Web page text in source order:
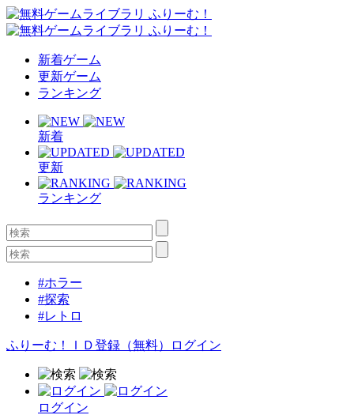
新着ゲーム
更新ゲーム
ランキング
新着
更新
ランキング
#ホラー
#探索
#レトロ
ふりーむ！ＩＤ登録（無料） ログイン
ログイン